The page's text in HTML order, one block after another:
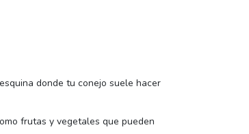
donde tu conejo suele hacer
frutas y vegetales que pueden